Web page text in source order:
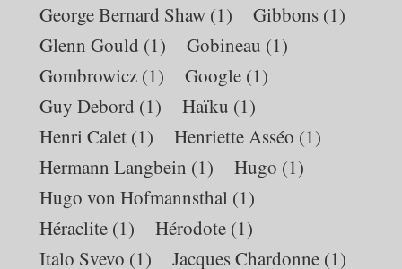
George Bernard Shaw (1) Gibbons (1)
Glenn Gould (1) Gobineau (1)
Gombrowicz (1) Google (1)
Guy Debord (1) Haïku (1)
Henri Calet (1) Henriette Asséo (1)
Hermann Langbein (1) Hugo (1)
Hugo von Hofmannsthal (1)
Héraclite (1) Hérodote (1)
Italo Svevo (1) Jacques Chardonne (1)